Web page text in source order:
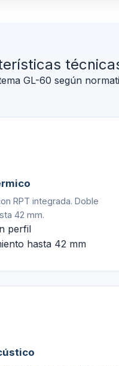
GL-60 según
RPT integrada. Doble
42 mm.
perfil
hasta 42 mm